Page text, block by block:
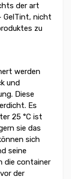
der art
GelTint, nicht
zu
werden
und
Diese
Es
25 °C ist
sie das
sich
seine
die container
der